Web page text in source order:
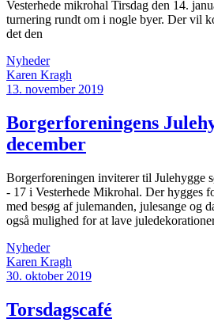
Vesterhede mikrohal Tirsdag den 14.
turnering rundt om i nogle byer. Der vil
det den
Nyheder
Karen Kragh
13. november 2019
Borgerforeningens
december
Borgerforeningen inviterer til Julehygge
- 17 i Vesterhede Mikrohal. Der hygges
med besøg af julemanden, julesange og
også mulighed for at lave
Nyheder
Karen Kragh
30. oktober 2019
Torsdagscafé